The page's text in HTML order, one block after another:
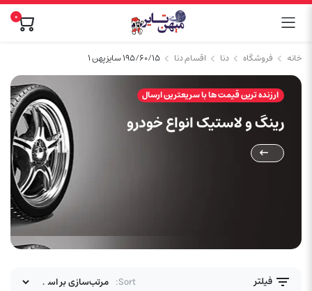
0
خانه فروشگاه دنا اقسام دنا ۱۹۵/۶۰/۱۵ سایز پهن ۱
ارزنده ترین قیمت ها با سریعترین ارسال
رینگ و لاستیک انواع خودرو
فیلتر Sort: